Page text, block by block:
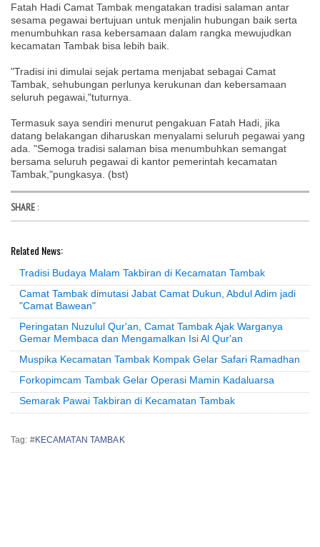
Fatah Hadi Camat Tambak mengatakan tradisi salaman antar
sesama pegawai bertujuan untuk menjalin hubungan baik serta
menumbuhkan rasa kebersamaan dalam rangka mewujudkan
kecamatan Tambak bisa lebih baik.
"Tradisi ini dimulai sejak pertama menjabat sebagai Camat
Tambak, sehubungan perlunya kerukunan dan kebersamaan
seluruh pegawai,"tuturnya.
Termasuk saya sendiri menurut pengakuan Fatah Hadi, jika
datang belakangan diharuskan menyalami seluruh pegawai yang
ada. "Semoga tradisi salaman bisa menumbuhkan semangat
bersama seluruh pegawai di kantor pemerintah kecamatan
Tambak,"pungkasya. (bst)
SHARE :
Related News:
Tradisi Budaya Malam Takbiran di Kecamatan Tambak
Camat Tambak dimutasi Jabat Camat Dukun, Abdul Adim jadi
"Camat Bawean"
Peringatan Nuzulul Qur'an, Camat Tambak Ajak Warganya
Gemar Membaca dan Mengamalkan Isi Al Qur'an
Muspika Kecamatan Tambak Kompak Gelar Safari Ramadhan
Forkopimcam Tambak Gelar Operasi Mamin Kadaluarsa
Semarak Pawai Takbiran di Kecamatan Tambak
Tag: #KECAMATAN TAMBAK